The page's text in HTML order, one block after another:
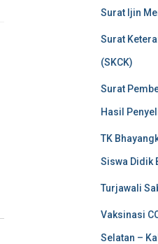
Surat Ijin
Surat
(SKCK)
Surat
Hasil
TK
Siswa Didik
Turjawali
Vaksinasi
Selatan –